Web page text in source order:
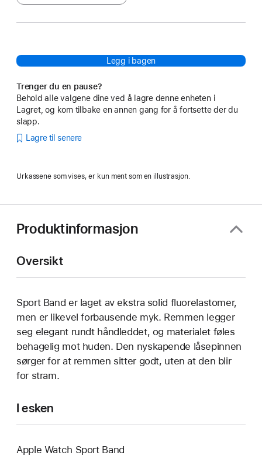
Legg i bagen
Trenger du en pause?
Behold alle valgene dine ved å lagre denne enheten i
Lagret, og kom tilbake en annen gang for å fortsette der du
slapp.
Lagre til senere
Urkassene som vises, er kun ment som en illustrasjon.
Produktinformasjon
Oversikt
Sport Band er laget av ekstra solid fluorelastomer,
men er likevel forbausende myk. Remmen legger
seg elegant rundt håndleddet, og materialet føles
behagelig mot huden. Den nyskapende låsepinnen
sørger for at remmen sitter godt, uten at den blir
for stram.
I esken
Apple Watch Sport Band